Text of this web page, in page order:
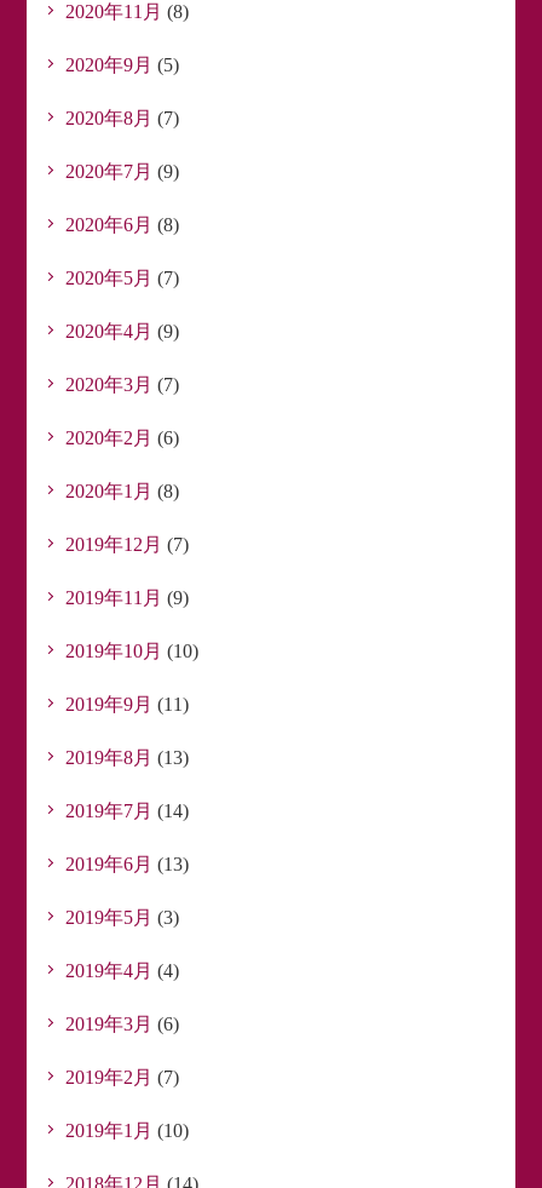
2020年11月 (8)
2020年9月 (5)
2020年8月 (7)
2020年7月 (9)
2020年6月 (8)
2020年5月 (7)
2020年4月 (9)
2020年3月 (7)
2020年2月 (6)
2020年1月 (8)
2019年12月 (7)
2019年11月 (9)
2019年10月 (10)
2019年9月 (11)
2019年8月 (13)
2019年7月 (14)
2019年6月 (13)
2019年5月 (3)
2019年4月 (4)
2019年3月 (6)
2019年2月 (7)
2019年1月 (10)
2018年12月 (14)